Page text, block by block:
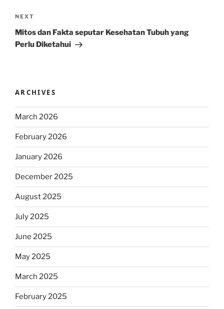
Next
Post
NEXT
Mitos dan Fakta seputar Kesehatan Tubuh yang
Perlu Diketahui
ARCHIVES
March 2026
February 2026
January 2026
December 2025
August 2025
July 2025
June 2025
May 2025
March 2025
February 2025